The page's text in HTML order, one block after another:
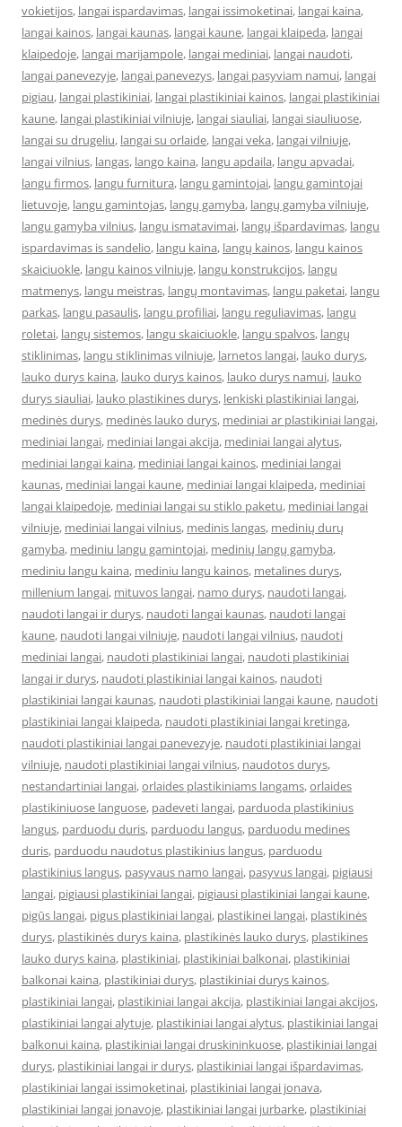
vokietijos, langai ispardavimas, langai issimoketinai, langai kaina,
langai kainos, langai kaunas, langai kaune, langai klaipeda, langai
klaipedoje, langai marijampole, langai mediniai, langai naudoti,
langai panevezyje, langai panevezys, langai pasyviam namui, langai
pigiau, langai plastikiniai, langai plastikiniai kainos, langai plastikiniai
kaune, langai plastikiniai vilniuje, langai siauliai, langai siauliuose,
langai su drugeliu, langai su orlaide, langai veka, langai vilniuje,
langai vilnius, langas, lango kaina, langu apdaila, langu apvadai,
langu firmos, langu furnitura, langu gamintojai, langu gamintojai
lietuvoje, langu gamintojas, langų gamyba, langų gamyba vilniuje,
langu gamyba vilnius, langu ismatavimai, langų išpardavimas, langu
ispardavimas is sandelio, langu kaina, langų kainos, langu kainos
skaiciuokle, langu kainos vilniuje, langu konstrukcijos, langu
matmenys, langu meistras, langų montavimas, langu paketai, langu
parkas, langu pasaulis, langu profiliai, langu reguliavimas, langu
roletai, langų sistemos, langu skaiciuokle, langu spalvos, langų
stiklinimas, langu stiklinimas vilniuje, larnetos langai, lauko durys,
lauko durys kaina, lauko durys kainos, lauko durys namui, lauko
durys siauliai, lauko plastikines durys, lenkiski plastikiniai langai,
medinės durys, medinės lauko durys, mediniai ar plastikiniai langai,
mediniai langai, mediniai langai akcija, mediniai langai alytus,
mediniai langai kaina, mediniai langai kainos, mediniai langai
kaunas, mediniai langai kaune, mediniai langai klaipeda, mediniai
langai klaipedoje, mediniai langai su stiklo paketu, mediniai langai
vilniuje, mediniai langai vilnius, medinis langas, medinių durų
gamyba, mediniu langu gamintojai, medinių langų gamyba,
mediniu langu kaina, mediniu langu kainos, metalines durys,
millenium langai, mituvos langai, namo durys, naudoti langai,
naudoti langai ir durys, naudoti langai kaunas, naudoti langai
kaune, naudoti langai vilniuje, naudoti langai vilnius, naudoti
mediniai langai, naudoti plastikiniai langai, naudoti plastikiniai
langai ir durys, naudoti plastikiniai langai kainos, naudoti
plastikiniai langai kaunas, naudoti plastikiniai langai kaune, naudoti
plastikiniai langai klaipeda, naudoti plastikiniai langai kretinga,
naudoti plastikiniai langai panevezyje, naudoti plastikiniai langai
vilniuje, naudoti plastikiniai langai vilnius, naudotos durys,
nestandartiniai langai,orlaides plastikiniams langams,orlaides
plastikiniuose languose, padeveti langai, parduoda plastikinius
langus, parduodu duris, parduodu langus, parduodu medines
duris, parduodu naudotus plastikinius langus, parduodu
plastikinius langus, pasyvaus namo langai, pasyvus langai, pigiausi
langai, pigiausi plastikiniai langai, pigiausi plastikiniai langai kaune,
pigūs langai, pigus plastikiniai langai, plastikinei langai, plastikinės
durys, plastikinės durys kaina, plastikinės lauko durys, plastikines
lauko durys kaina, plastikiniai, plastikiniai balkonai, plastikiniai
balkonai kaina, plastikiniai durys, plastikiniai durys kainos,
plastikiniai langai, plastikiniai langai akcija, plastikiniai langai akcijos,
plastikiniai langai alytuje, plastikiniai langai alytus, plastikiniai langai
balkonui kaina, plastikiniai langai druskininkuose, plastikiniai langai
durys, plastikiniai langai ir durys, plastikiniai langai išpardavimas,
plastikiniai langai issimoketinai, plastikiniai langai jonava,
plastikiniai langai jonavoje, plastikiniai langai jurbarke, plastikiniai